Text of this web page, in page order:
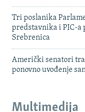
Tri poslanika
predstavnika i PIC-a
Srebrenica
Američki senatori
ponovno uvođenje
Multimedija